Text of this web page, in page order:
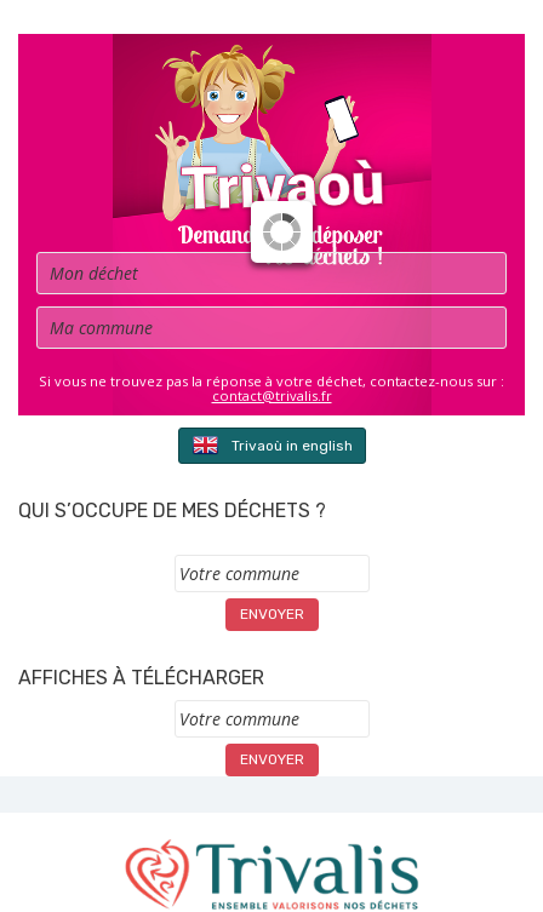
Déchet
Commune
Si vous ne trouvez pas la réponse à votre déchet, contactez-nous sur :
contact@trivalis.fr
Trivaoù in english
QUI S’OCCUPE DE MES DÉCHETS ?
Commune
AFFICHES À TÉLÉCHARGER
Commune